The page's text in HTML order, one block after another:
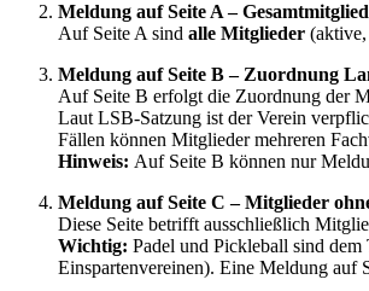
Meldung auf Seite A –
Auf Seite A sind alle Mitglieder (aktive,
Meldung auf Seite B – Zuordnung
Auf Seite B erfolgt die Zuordnung der
Laut LSB-Satzung ist der Verein
Fällen können Mitglieder mehreren
Hinweis: Auf Seite B können nur
Meldung auf Seite C – Mitglieder
Diese Seite betrifft ausschließlich
Wichtig: Padel und Pickleball sind dem
Einspartenvereinen). Eine Meldung auf